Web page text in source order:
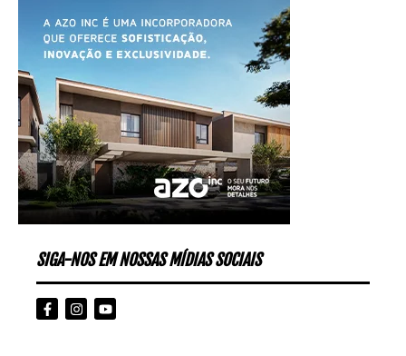
SIGA-NOS EM NOSSAS MÍDIAS SOCIAIS